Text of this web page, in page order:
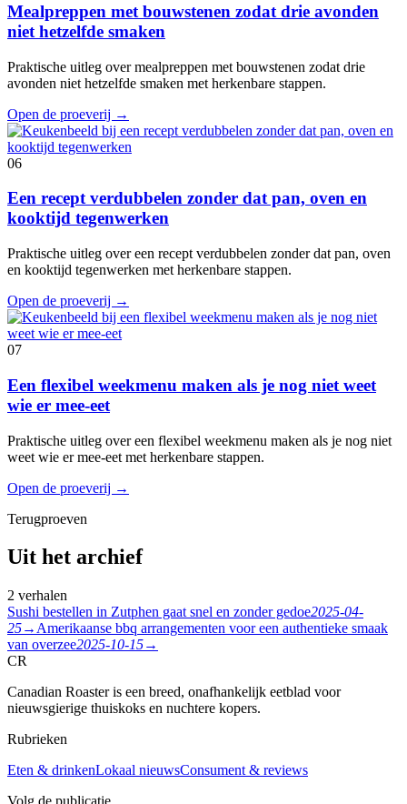
Mealpreppen met bouwstenen zodat drie avonden
niet hetzelfde smaken
Praktische uitleg over mealpreppen met bouwstenen zodat drie
avonden niet hetzelfde smaken met herkenbare stappen.
Open de proeverij →
06
Een recept verdubbelen zonder dat pan, oven en
kooktijd tegenwerken
Praktische uitleg over een recept verdubbelen zonder dat pan, oven
en kooktijd tegenwerken met herkenbare stappen.
Open de proeverij →
07
Een flexibel weekmenu maken als je nog niet weet
wie er mee-eet
Praktische uitleg over een flexibel weekmenu maken als je nog niet
weet wie er mee-eet met herkenbare stappen.
Open de proeverij →
Terugproeven
Uit het archief
2 verhalen
Sushi bestellen in Zutphen gaat snel en zonder gedoe2025-04-
25→ Amerikaanse bbq arrangementen voor een authentieke smaak
van overzee2025-10-15→
CR
Canadian Roaster is een breed, onafhankelijk eetblad voor
nieuwsgierige thuiskoks en nuchtere kopers.
Rubrieken
Eten & drinkenLokaal nieuwsConsument & reviews